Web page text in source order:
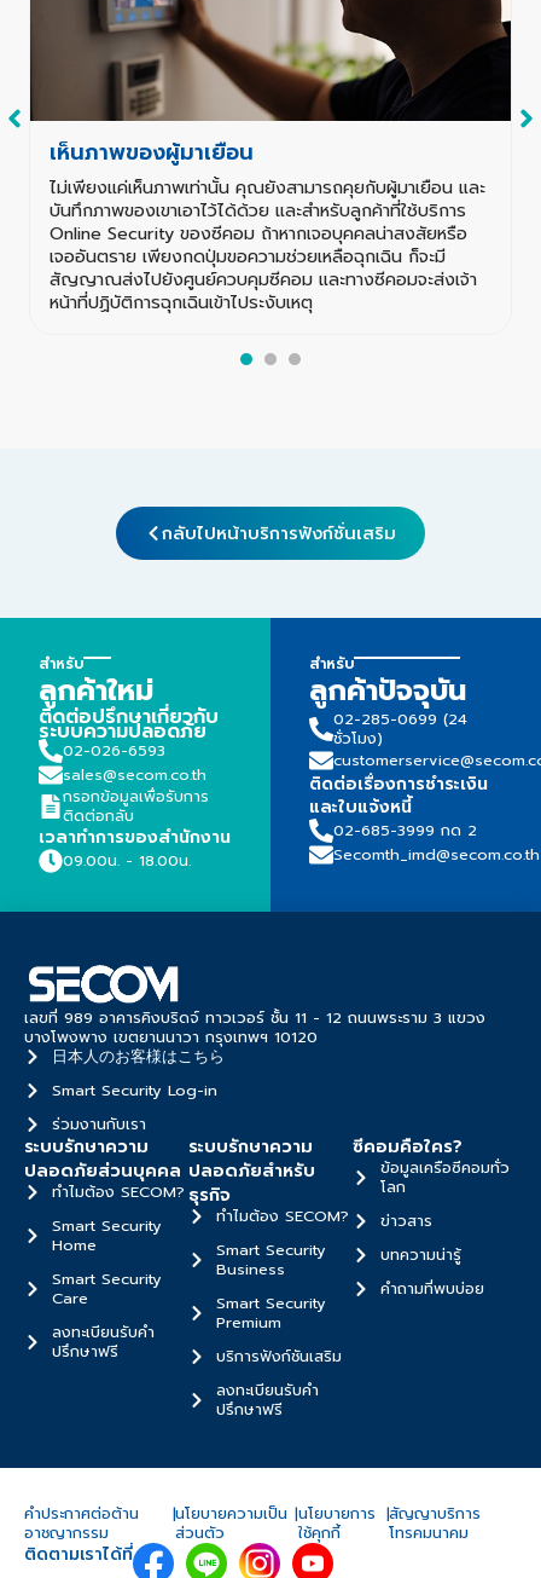
เห็นภาพของผู้มาเยือน
ไม่เพียงแค่เห็นภาพเท่านั้น คุณยังสามารถคุยกับผู้มาเยือน และ
บันทึกภาพของเขาเอาไว้ได้ด้วย และสำหรับลูกค้าที่ใช้บริการ
Online Security ของซีคอม ถ้าหากเจอบุคคลน่าสงสัยหรือ
เจออันตราย เพียงกดปุ่มขอความช่วยเหลือฉุกเฉิน ก็จะมี
สัญญาณส่งไปยังศูนย์ควบคุมซีคอม และทางซีคอมจะส่งเจ้า
หน้าที่ปฏิบัติการฉุกเฉินเข้าไประงับเหตุ
กลับไปหน้าบริการฟังก์ชั่นเสริม
สำหรับ
ลูกค้าใหม่
ติดต่อปรึกษาเกี่ยวกับ
ระบบความปลอดภัย
02-026-6593
sales@secom.co.th
กรอกข้อมูลเพื่อรับการ
ติดต่อกลับ
เวลาทำการของสำนักงาน
09.00น. - 18.00น.
สำหรับ
ลูกค้าปัจจุบัน
02-285-0699 (24
ชั่วโมง)
ติดต่อเรื่องการชำระเงิน
และใบแจ้งหนี้
02-685-3999 กด 2
Secomth_imd@secom.co.th
เลขที่ 989 อาคารคิงบริดจ์ ทาวเวอร์ ชั้น 11 - 12 ถนนพระราม 3 แขวง
บางโพงพาง เขตยานนาวา กรุงเทพฯ 10120
日本人のお客様はこちら
Smart Security Log-in
ร่วมงานกับเรา
ระบบรักษาความ
ปลอดภัยส่วนบุคคล
ทำไมต้อง SECOM?
Smart Security
Home
Smart Security
Care
ลงทะเบียนรับคำ
ปรึกษาฟรี
ระบบรักษาความ
ปลอดภัยสำหรับ
ธุรกิจ
ทำไมต้อง SECOM?
Smart Security
Business
Smart Security
Premium
บริการฟังก์ชันเสริม
ลงทะเบียนรับคำ
ปรึกษาฟรี
ซีคอมคือใคร?
ข้อมูลเครือซีคอมทั่ว
โลก
ข่าวสาร
บทความน่ารู้
คำถามที่พบบ่อย
คำประกาศต่อต้าน
อาชญากรรม
|นโยบายความเป็น
ส่วนตัว
|นโยบายการ
ใช้คุกกี้
|สัญญาบริการ
โทรคมนาคม
ติดตามเราได้ที่